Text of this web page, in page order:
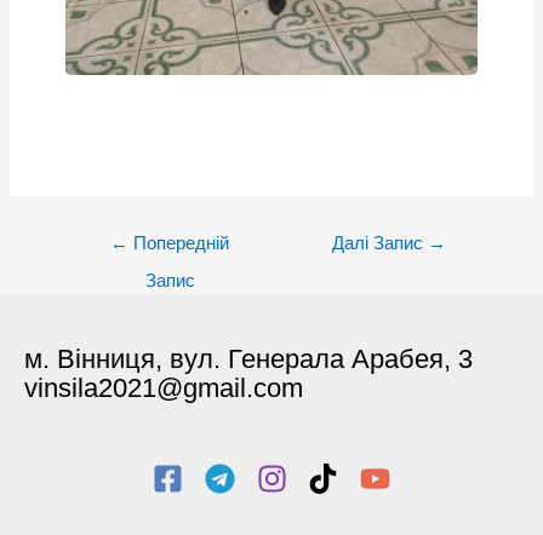
← Попередній
Запис
Далі Запис →
м. Вінниця, вул. Генерала Арабея, 3
vinsila2021@gmail.com